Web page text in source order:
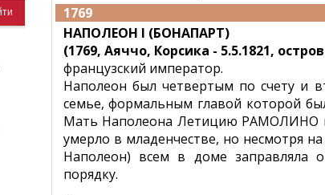
1769
НАПОЛЕОН I (БОНАПАРТ)
(1769, Аяччо, Корсика - 5.5.1821,
французский император.
Наполеон был четвертым по счету
семье, формальным главой которой
Мать Наполеона Летицию РАМОЛИНО
умерло в младенчестве, но несмотря
Наполеон) всем в доме заправляла
порядку.